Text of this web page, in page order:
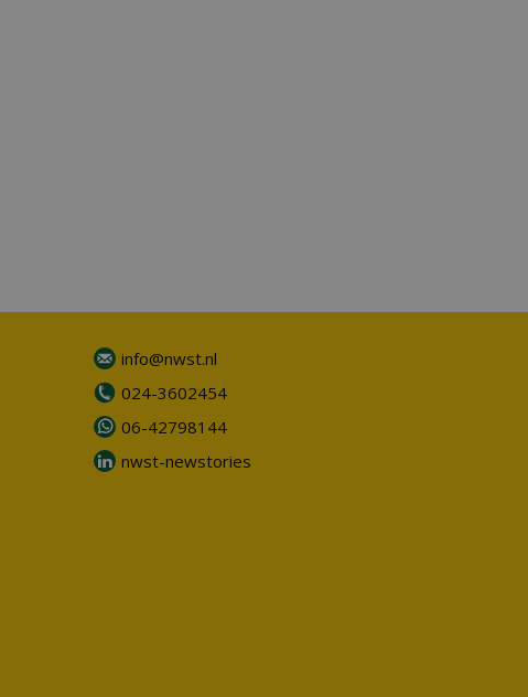
info@nwst.nl
024-3602454
06-42798144
nwst-newstories